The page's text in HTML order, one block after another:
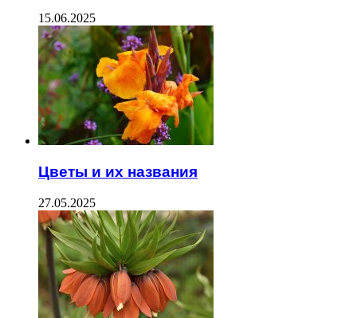
15.06.2025
Цветы и их названия
27.05.2025